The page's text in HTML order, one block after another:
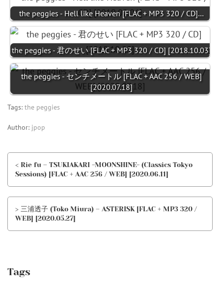
the peggies - Hell like Heaven [FLAC + MP3 320 / CD]…
the peggies - 君のせい [FLAC + MP3 320 / CD] [2018.10.03]
the peggies - センチメートル [FLAC + AAC 256 / WEB]
[2020.07.18]
Tags: the peggies
Author: jpop
< Rie fu – TSUKIAKARI -MOONSHINE- (Classics Tokyo
Sessions) [FLAC + AAC 256 / WEB] [2020.06.11]
> 三浦透子 (Toko Miura) – ASTERISK [FLAC + MP3 320 /
WEB] [2020.05.27]
Tags